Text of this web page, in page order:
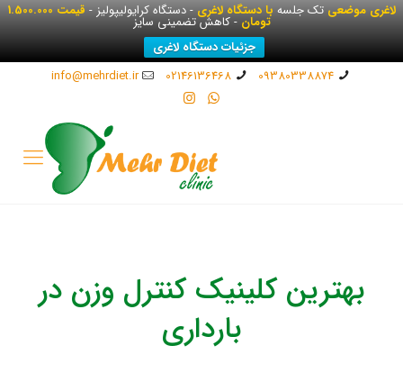
لاغری موضعیتک جلسهبا دستگاه لاغری- دستگاه کرایولیپولیز - قیمت 1.500.000
تومان- کاهش تضمینی سایز
جزئیات دستگاه لاغری
09380338874
02146136468
info@mehrdiet.ir
بهترین کلینیک کنترل وزن در
بارداری